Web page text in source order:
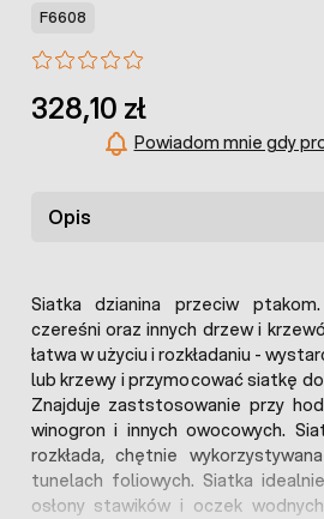
F6608
328,10 zł
Powiadom mnie gdy
Opis
Siatka dzianina przeciw
czereśni oraz innych drzew i
łatwa w użyciu i rozkładaniu -
lub krzewy i przymocować siatkę
Znajduje zaststosowanie przy
winogron i innych owocowych.
rozkłada, chętnie
tunelach foliowych. Siatka
osłony stawików i oczek